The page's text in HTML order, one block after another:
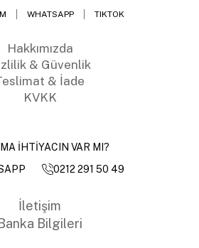
WHATSAPP TIKTOK
Hakkımızda
& Güvenlik
& İade
KVKK
İHTİYACIN VAR MI?
0212 291 50 49
İletişim
Bilgileri